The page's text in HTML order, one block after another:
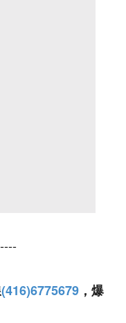
(416)6775679 ，爆